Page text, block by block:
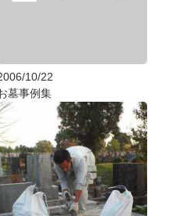
10/22
墓事例集